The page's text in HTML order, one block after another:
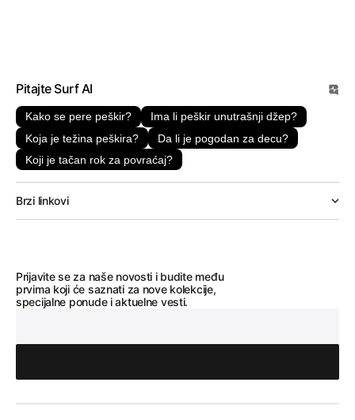
Pitajte Surf AI
Kako se pere peškir?
Ima li peškir unutrašnji džep?
Koja je težina peškira?
Da li je pogodan za decu?
Koji je tačan rok za povraćaj?
Brzi linkovi
Prijavite se za naše novosti i budite među
prvima koji će saznati za nove kolekcije,
specijalne ponude i aktuelne vesti.